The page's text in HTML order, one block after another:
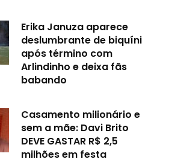
Erika Januza aparece
deslumbrante de biquíni
após término com
Arlindinho e deixa fãs
babando
Casamento milionário e
sem a mãe: Davi Brito
DEVE GASTAR R$ 2,5
milhões em festa